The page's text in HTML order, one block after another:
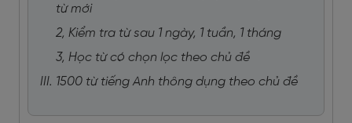
từ mới
2, Kiểm tra từ sau 1 ngày, 1 tuần, 1 tháng
3, Học từ có chọn lọc theo chủ đề
III. 1500 từ tiếng Anh thông dụng theo chủ đề